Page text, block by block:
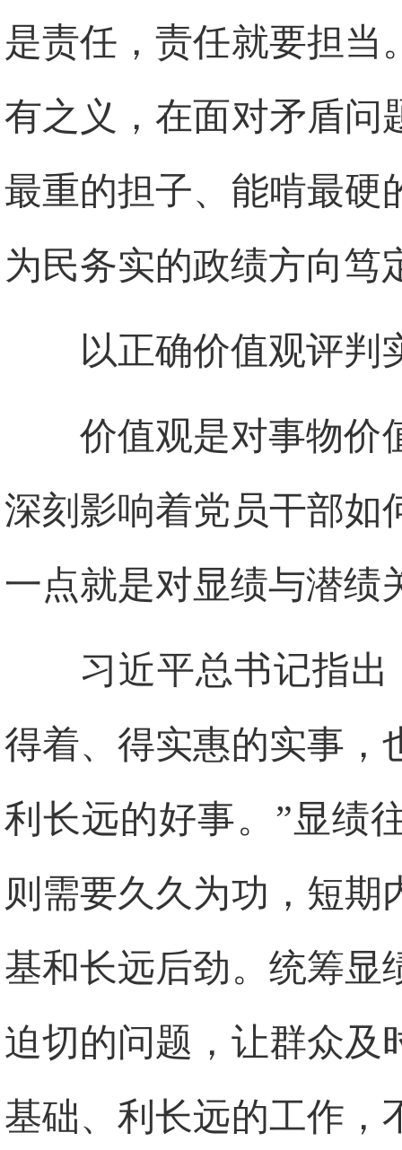
是责任，责任就要担当
有之义，在面对矛盾问
最重的担子、能啃最硬
为民务实的政绩方向笃
以正确价值观评判
价值观是对事物价
深刻影响着党员干部如
一点就是对显绩与潜绩
习近平总书记指
得着、得实惠的实事，
利长远的好事。”显绩
则需要久久为功，短期
基和长远后劲。统筹显
迫切的问题，让群众及
基础、利长远的工作，